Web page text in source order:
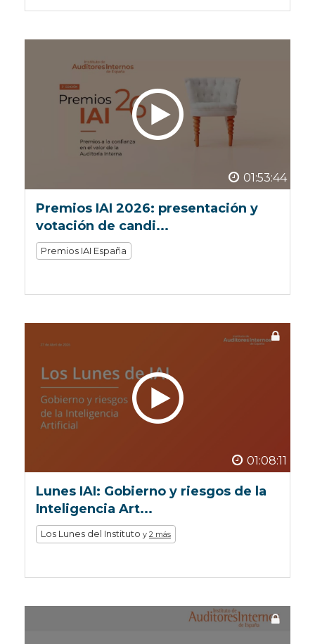
01:53:44
Premios IAI 2026: presentación y
votación de candi...
Premios IAI España
01:08:11
Lunes IAI: Gobierno y riesgos de la
Inteligencia Art...
Los Lunes del Instituto y 2 más